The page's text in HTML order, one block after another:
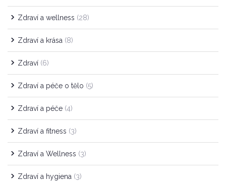
Zdraví a wellness (28)
Zdraví a krása (8)
Zdraví (6)
Zdraví a péče o tělo (5)
Zdraví a péče (4)
Zdraví a fitness (3)
Zdraví a Wellness (3)
Zdraví a hygiena (3)